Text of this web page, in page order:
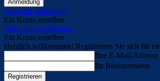
Passwort vergessen?
Ein Konto erstellen
Datenschutzerklärung
Ein Konto erstellen
Herzlich willkommen! Registrieren Sie sich für
Ihre E-Mail-Adresse
Ihr Benutzername